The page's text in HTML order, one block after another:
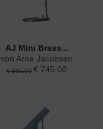
AJ Mini Brass...
von Arne Jacobsen
€ 885,00 € 745,00